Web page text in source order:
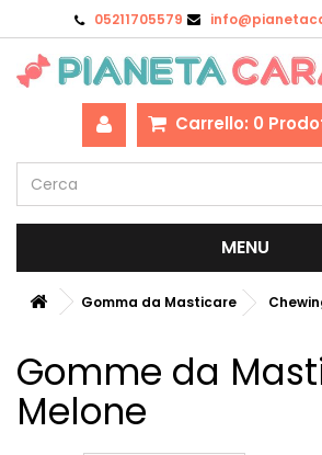
05211705579
Carrello: 0
MENU
Gomma da Masticare
Gomme da
Melone